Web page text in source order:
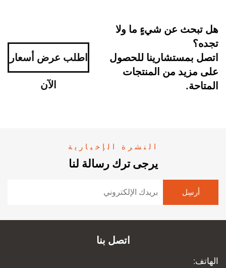
هل تبحث عن شيءٍ ما ولا
تجده؟
اتصل بمستشارينا للحصول
على مزيد من المنتجات
المتاحة.
اطلب عرض أسعار
الآن
النشرة الإخبارية
يرجى ترك رسالة لنا
اتصل بنا
الهاتف: